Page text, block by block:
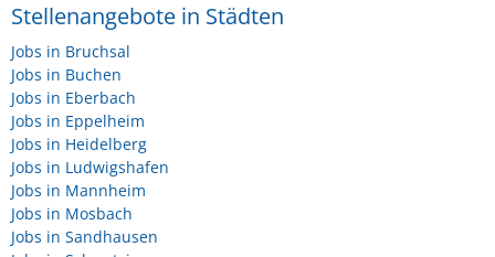
Stellenangebote in Städten
Jobs in Bruchsal
Jobs in Buchen
Jobs in Eberbach
Jobs in Eppelheim
Jobs in Heidelberg
Jobs in Ludwigshafen
Jobs in Mannheim
Jobs in Mosbach
Jobs in Sandhausen